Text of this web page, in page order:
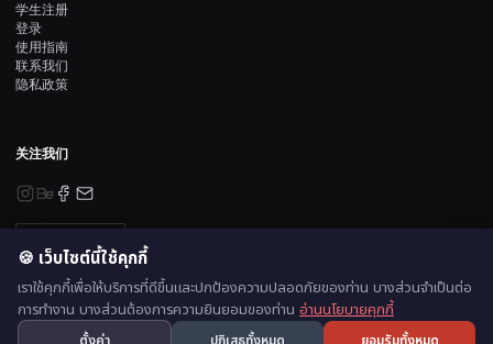
学生注册
登录
使用指南
联系我们
隐私政策
关注我们
订阅资讯
© 2026 ออกแบบและพัฒนาโดย ธีร์นวัช โทพิลา | นักบริหารเทคโนโลยีการศึกษา
🍪 เว็บไซต์นี้ใช้คุกกี้
เราใช้คุกกี้เพื่อให้บริการที่ดีขึ้นและปกป้องความปลอดภัยของท่าน บางส่วนจำเป็นต่อ
การทำงาน บางส่วนต้องการความยินยอมของท่าน อ่านนโยบายคุกกี้
ตั้งค่า ปฏิเสธทั้งหมด ยอมรับทั้งหมด